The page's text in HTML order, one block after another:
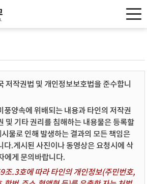
저작권법 및 개인정보보호법을 준수합니
풍양속에 위배되는 내용과 타인의 저작권
및 기타 권리를 침해하는 내용물은 등록할
물로 인해 발생하는 결과의 모든 책임은
다.게시된 사진이나 동영상은 요청시에 삭
에게 문의바랍니다.
조.3호에 따라 타인의 개인정보(주민번호,